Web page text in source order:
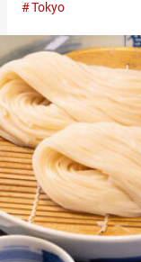
的觀光客中間引起關
Tokyo